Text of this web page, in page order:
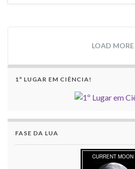
LOAD MORE
1º LUGAR EM CIÊNCIA!
FASE DA LUA